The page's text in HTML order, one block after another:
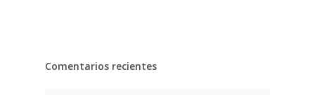
Comentarios recientes